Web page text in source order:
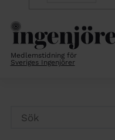
Medlemstidning för
Sveriges Ingenjörer